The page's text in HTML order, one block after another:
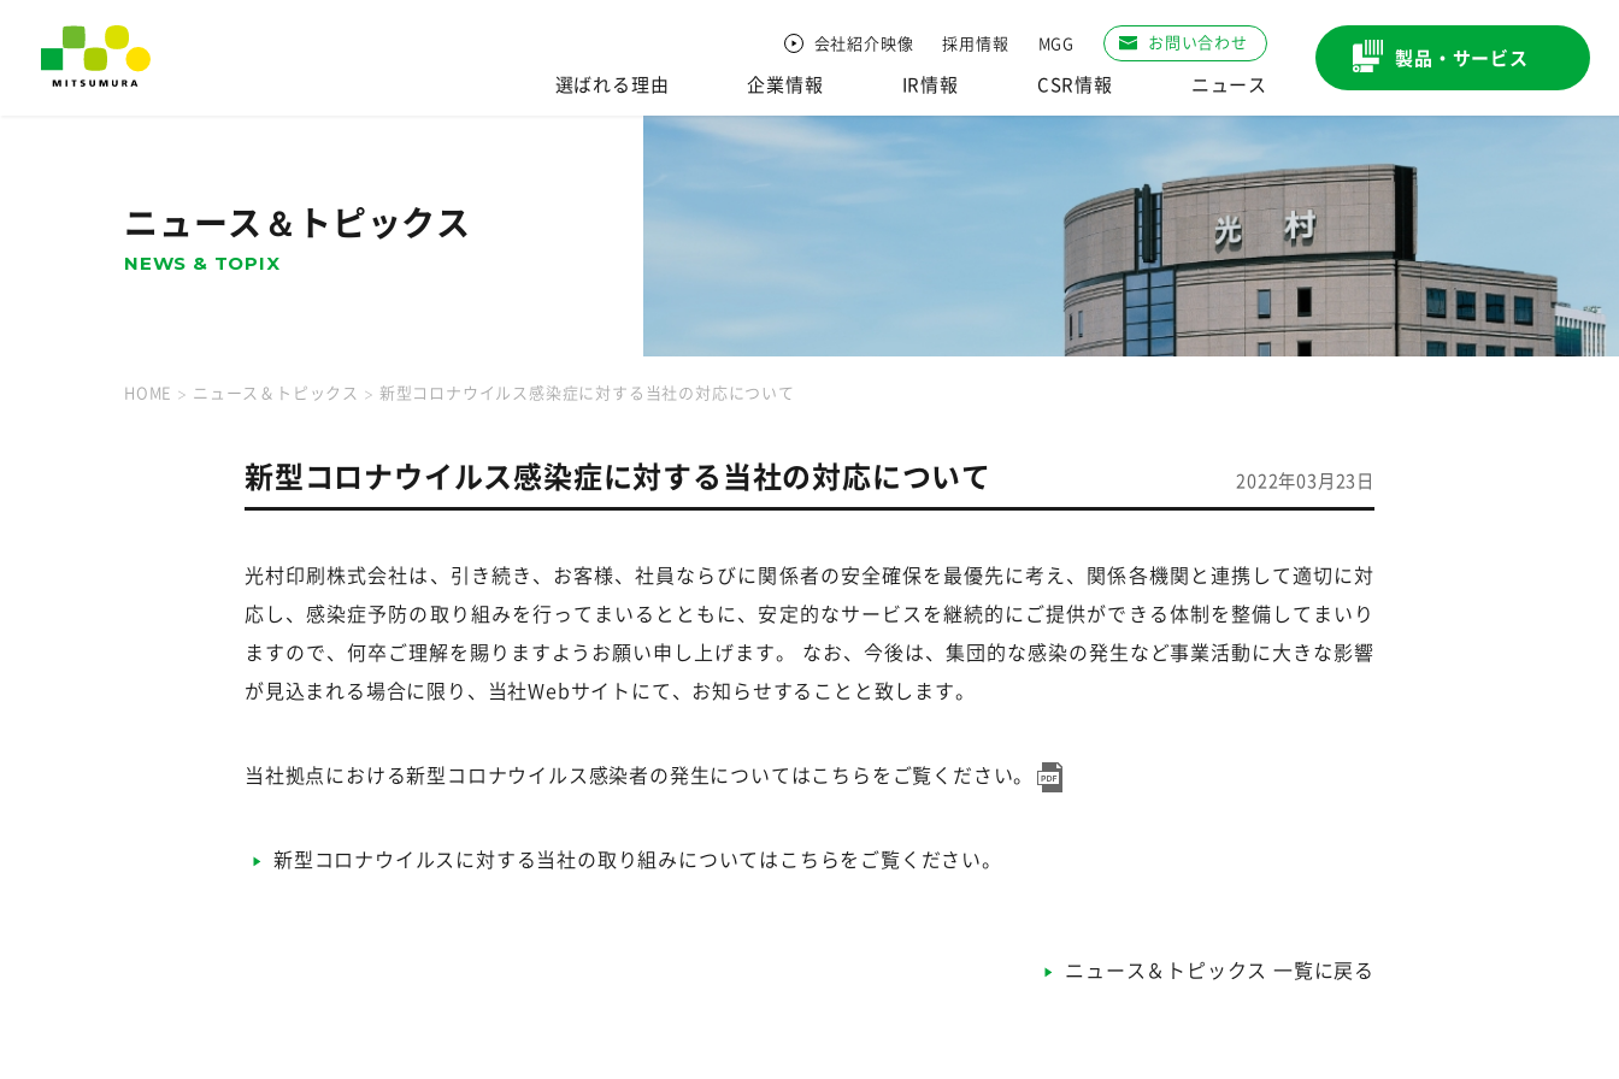
会社紹介映像 採用情報 MGG お問い合わせ
選ばれる理由 企業情報 IR情報 CSR情報 ニュース
製品・サービス
ニュース＆トピックス
NEWS & TOPIX
HOME ニュース＆トピックス 新型コロナウイルス感染症に対する当社の対応について
新型コロナウイルス感染症に対する当社の対応について 2022年03月23日
光村印刷株式会社は、引き続き、お客様、社員ならびに関係者の安全確保を最優先に考え、関係各機関と連携して適切に対
応し、感染症予防の取り組みを行ってまいるとともに、安定的なサービスを継続的にご提供ができる体制を整備してまいり
ますので、何卒ご理解を賜りますようお願い申し上げます。 なお、今後は、集団的な感染の発生など事業活動に大きな影響
が見込まれる場合に限り、当社Webサイトにて、お知らせすることと致します。
当社拠点における新型コロナウイルス感染者の発生についてはこちらをご覧ください。
新型コロナウイルスに対する当社の取り組みについてはこちらをご覧ください。
ニュース＆トピックス 一覧に戻る